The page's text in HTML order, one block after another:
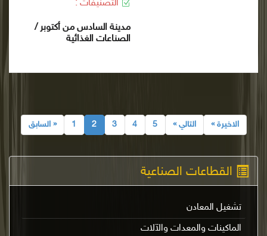
القطاعات الصناعية
تشغيل المعادن
الماكينات والمعدات والآلات
التصنيفات :
مدينة السادس من أكتوبر /
الصناعات الغذائية
« السابق 1 2 3 4 5 التالي » الاخيرة »